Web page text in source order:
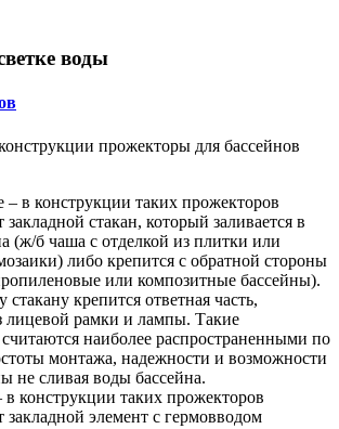
воды
прожекторы для бассейнов
– в конструкции таких прожекторов
закладной стакан, который заливается в
(ж/б чаша с отделкой из плитки или
либо крепится с обратной стороны
или композитные бассейны).
стакану крепится ответная часть,
лицевой рамки и лампы. Такие
наиболее распространенными по
монтажа, надежности и возможности
не сливая воды бассейна.
конструкции таких прожекторов
закладной элемент с гермовводом